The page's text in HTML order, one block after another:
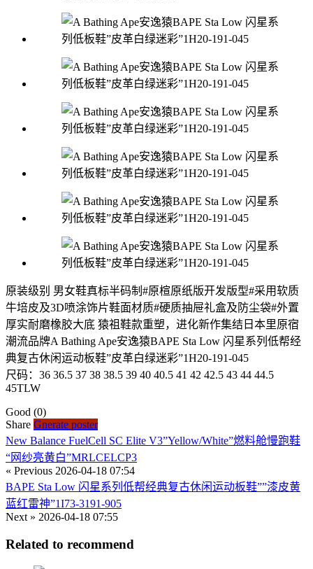
原装级别 男女鞋真标半码制#原楦原纸版开发版型#采用软质
牛培皮及3D喷涂饰片鞋面材质#硬质抽屉礼盒及防尘袋#外置
厚实耐磨橡胶大底 猿祖鞋款重塑，进化新作集结日本里原宿
潮流品牌A Bathing Ape安逸猿BAPE Sta Low 闪星系列低帮经
典复古休闲运动板鞋”皮革白绿迷彩”1H20-191-045
尺码：36 36.5 37 38 38.5 39 40 40.5 41 42 42.5 43 44 44.5
45TLW
Good (0)
Share Gnerate poster
New Balance FuelCell SC Elite V3”Yellow/White”燃料舱慢跑鞋
“网纱亮黄白”MRLCELCP3
« Previous 2026-04-18 07:54
BAPE Sta Low 闪星系列低帮经典复古休闲运动板鞋””漆皮黄
蓝红雷神”1I73-3191-905
Next » 2026-04-18 07:55
Related to recommend